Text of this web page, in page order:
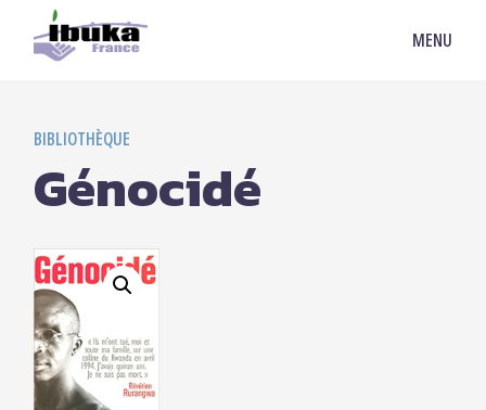
MENU
BIBLIOTHÈQUE
Génocidé